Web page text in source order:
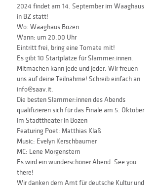
2024 findet am 14. September im Waaghaus
in BZ statt!
Wo: Waaghaus Bozen
Wann: um 20.00 Uhr
Eintritt frei, bring eine Tomate mit!
Es gibt 10 Startplätze für Slammer:innen.
Mitmachen kann jede und jeder. Wir freuen
uns auf deine Teilnahme! Schreib einfach an
info@saav.it.
Die besten Slammer:innen des Abends
qualifizieren sich für das Finale am 5. Oktober
im Stadttheater in Bozen
Featuring Poet: Matthias Klaß
Music: Evelyn Kerschbaumer
MC: Lene Morgenstern
Es wird ein wunderschöner Abend. See you
there!
Wir danken dem Amt für deutsche Kultur und